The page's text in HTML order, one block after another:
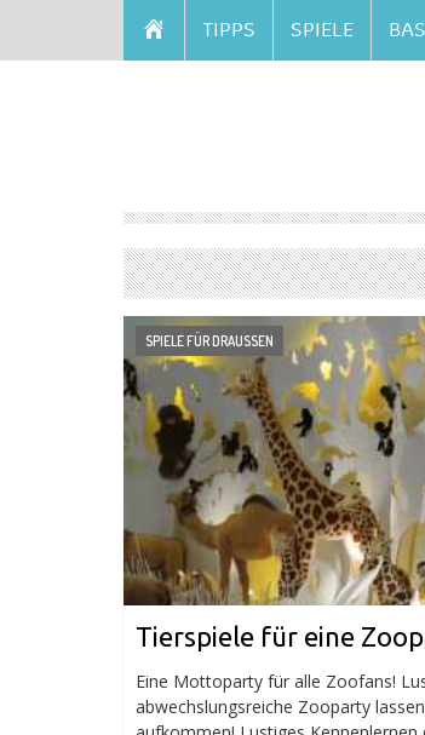
TIPPS SPIELE
SPIELE FÜR DRAUSSEN
Tierspiele für eine
Eine Mottoparty für alle Zoofans!
abwechslungsreiche Zooparty